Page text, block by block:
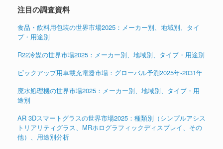
注目の調査資料
食品・飲料用包装の世界市場2025：メーカー別、地域別、タイ
プ・用途別
R22冷媒の世界市場2025：メーカー別、地域別、タイプ・用途別
ピックアップ用車載充電器市場：グローバル予測2025年-2031年
廃水処理機の世界市場2025：メーカー別、地域別、タイプ・用
途別
AR 3Dスマートグラスの世界市場2025：種類別（シンプルアシス
トリアリティグラス、MRホログラフィックディスプレイ、その
他）、用途別分析